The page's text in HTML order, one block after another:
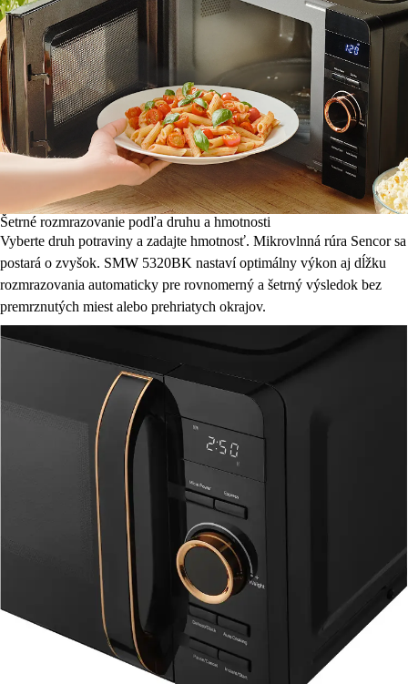
Šetrné rozmrazovanie podľa druhu a hmotnosti
Vyberte druh potraviny a zadajte hmotnosť. Mikrovlnná rúra Sencor sa
postará o zvyšok. SMW 5320BK nastaví optimálny výkon aj dĺžku
rozmrazovania automaticky pre rovnomerný a šetrný výsledok bez
premrznutých miest alebo prehriatych okrajov.